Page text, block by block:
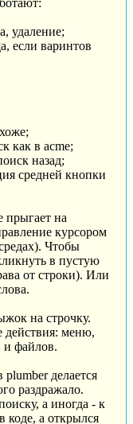
удаление;
если варинтов
как в acme;
назад;
средней кнопки
прыгает на
курсором
Чтобы
в пустую
от строки). Или
на строчку.
меню,
и файлов.
делается
раздражало.
а иногда - к
в коде, а открылся